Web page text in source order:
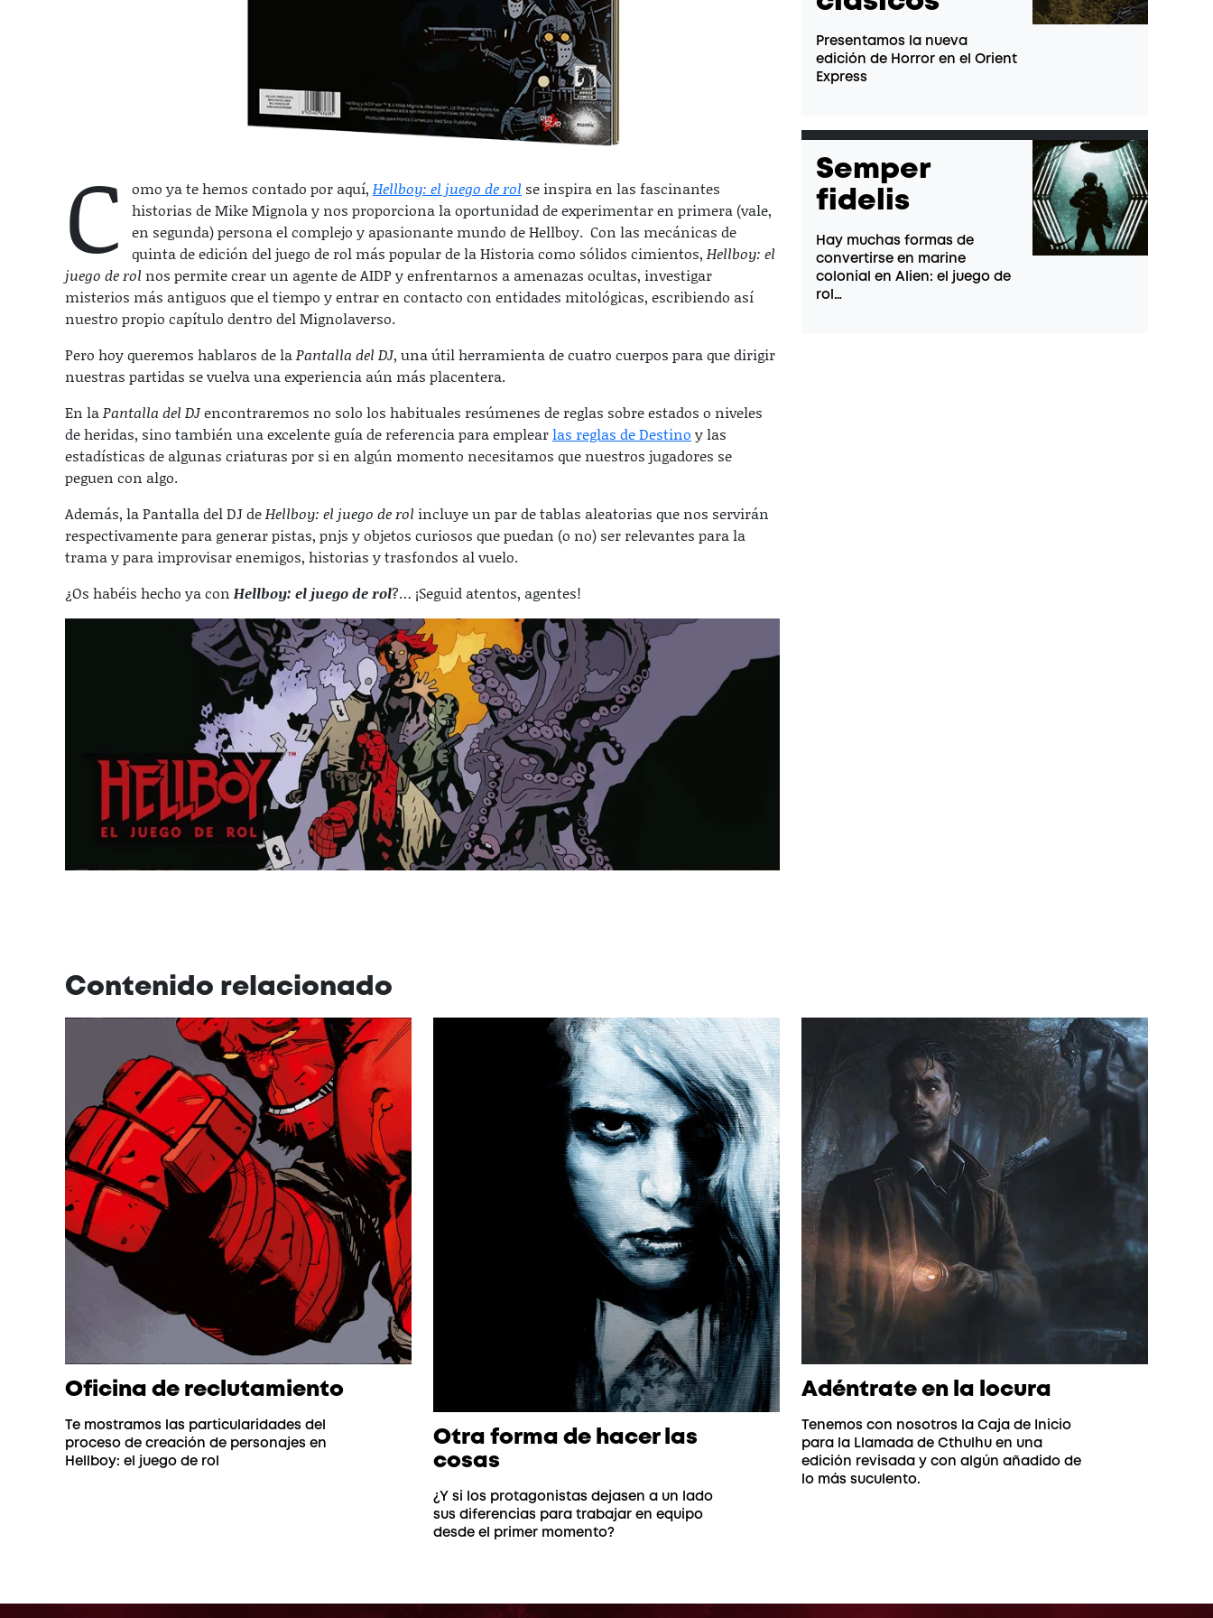
C omo ya te hemos contado por aquí,Hellboy: el juego de rol se inspira en las fascinantes
historias de Mike Mignola y nos proporciona la oportunidad de experimentar en primera (vale,
en segunda) persona el complejo y apasionante mundo de Hellboy. Con las mecánicas de
quinta de edición del juego de rol más popular de la Historia como sólidos cimientos,Hellboy: el
juego de rol nos permite crear un agente de AIDP y enfrentarnos a amenazas ocultas, investigar
misterios más antiguos que el tiempo y entrar en contacto con entidades mitológicas, escribiendo así
nuestro propio capítulo dentro del Mignolaverso.
Pero hoy queremos hablaros de laPantalla del DJ, una útil herramienta de cuatro cuerpos para que dirigir
nuestras partidas se vuelva una experiencia aún más placentera.
En laPantalla del DJencontraremos no solo los habituales resúmenes de reglas sobre estados o niveles
de heridas, sino también una excelente guía de referencia para emplearlas reglas de Destino y las
estadísticas de algunas criaturas por si en algún momento necesitamos que nuestros jugadores se
peguen con algo.
Además, la Pantalla del DJ deHellboy: el juego de rol incluye un par de tablas aleatorias que nos servirán
respectivamente para generar pistas, pnjs y objetos curiosos que puedan (o no) ser relevantes para la
trama y para improvisar enemigos, historias y trasfondos al vuelo.
¿Os habéis hecho ya con Hellboy: el juego de rol?… ¡Seguid atentos, agentes!
Presentamos la nueva
edición de Horror en el Orient
Express
Semper
fidelis
Hay muchas formas de
convertirse en marine
colonial en Alien: el juego de
rol…
Contenido relacionado
Oficina de reclutamiento
Te mostramos las particularidades del
proceso de creación de personajes en
Hellboy: el juego de rol
Otra forma de hacer las
cosas
¿Y si los protagonistas dejasen a un lado
sus diferencias para trabajar en equipo
desde el primer momento?
Adéntrate en la locura
Tenemos con nosotros la Caja de Inicio
para la Llamada de Cthulhu en una
edición revisada y con algún añadido de
lo más suculento.